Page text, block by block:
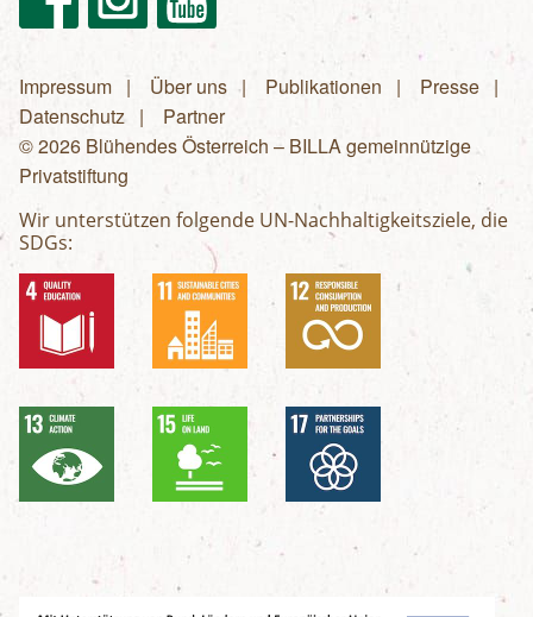
Fußzeilenmenü
Impressum Über uns Publikationen
Presse
Datenschutz
Partner
© 2026 Blühendes Österreich – BILLA gemeinnützige
Privatstiftung
Wir unterstützen folgende UN-Nachhaltigkeitsziele, die
SDGs: